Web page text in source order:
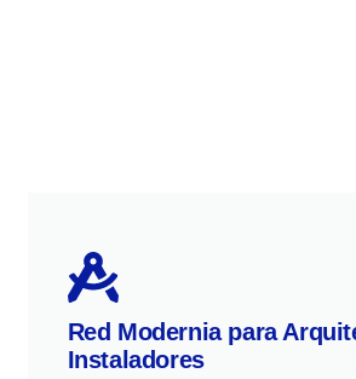
Red Modernia para
Instaladores